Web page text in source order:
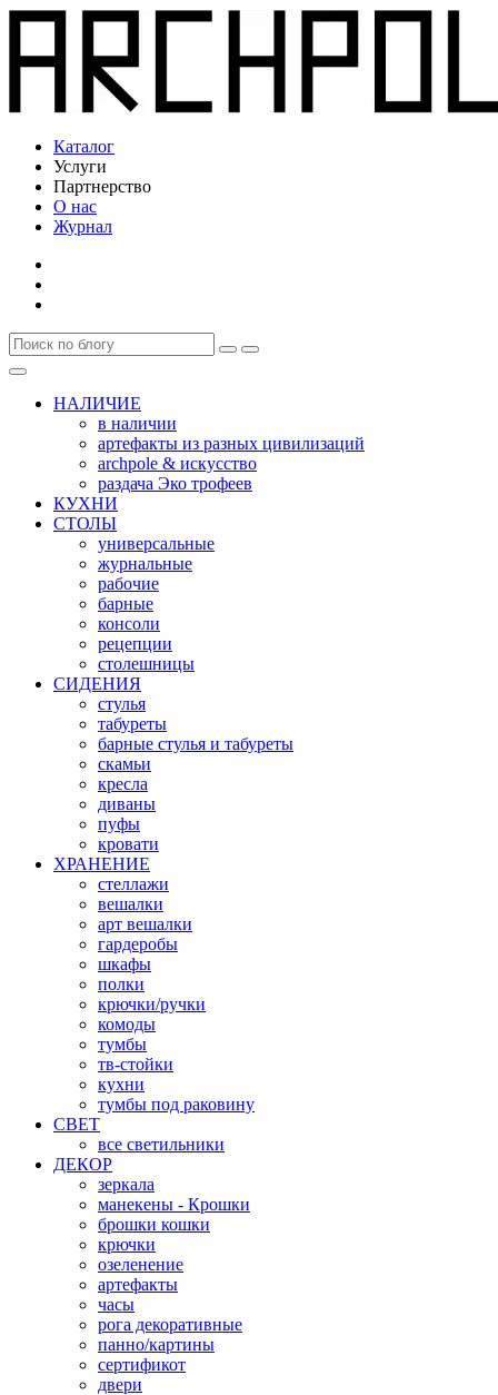
Каталог
Услуги
Партнерство
О нас
Журнал
НАЛИЧИЕ
в наличии
артефакты из разных цивилизаций
archpole & искусство
раздача Эко трофеев
КУХНИ
СТОЛЫ
универсальные
журнальные
рабочие
барные
консоли
рецепции
столешницы
СИДЕНИЯ
стулья
табуреты
барные стулья и табуреты
скамьи
кресла
диваны
пуфы
кровати
ХРАНЕНИЕ
стеллажи
вешалки
арт вешалки
гардеробы
шкафы
полки
крючки/ручки
комоды
тумбы
тв-стойки
кухни
тумбы под раковину
СВЕТ
все светильники
ДЕКОР
зеркала
манекены - Крошки
брошки кошки
крючки
озеленение
артефакты
часы
рога декоративные
панно/картины
сертификот
двери